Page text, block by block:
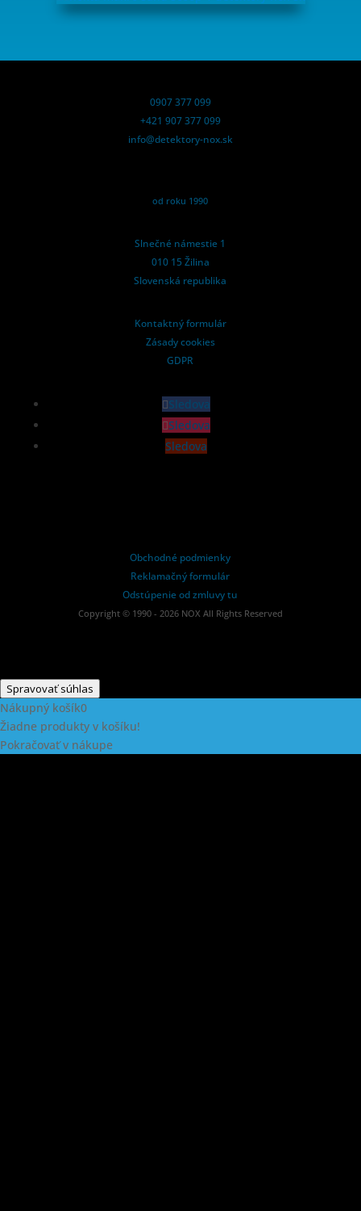
0907 377 099
+421 907 377 099
info@detektory-nox.sk
od roku 1990
Slnečné námestie 1
010 15 Žilina
Slovenská republika
Kontaktný formulár
Zásady cookies
GDPR
Sledova
Sledova
Sledova
Obchodné podmienky
Reklamačný formulár
Odstúpenie od zmluvy tu
Copyright © 1990 - 2026 NOX All Rights Reserved
Spravovať súhlas
Nákupný košík0
Žiadne produkty v košíku!
Pokračovať v nákupe